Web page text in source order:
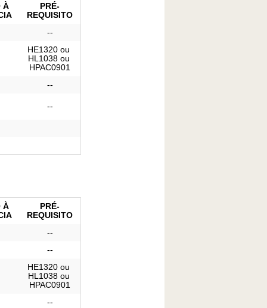
À
PRÉ-
REQUISITO
--
HE1320 ou
HL1038 ou
HPAC0901
--
--
À
PRÉ-
REQUISITO
--
--
HE1320 ou
HL1038 ou
HPAC0901
--